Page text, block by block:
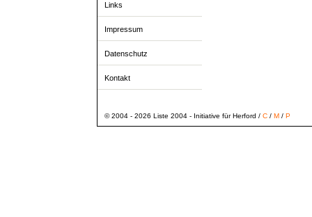
Links
Impressum
Datenschutz
Kontakt
© 2004 - 2026 Liste 2004 - Initiative für Herford / C/ M/ P